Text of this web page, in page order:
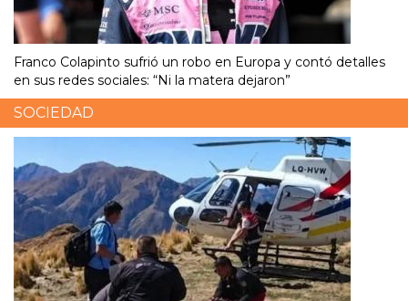
Franco Colapinto sufrió un robo en Europa y contó detalles
en sus redes sociales: “Ni la matera dejaron”
SOCIEDAD